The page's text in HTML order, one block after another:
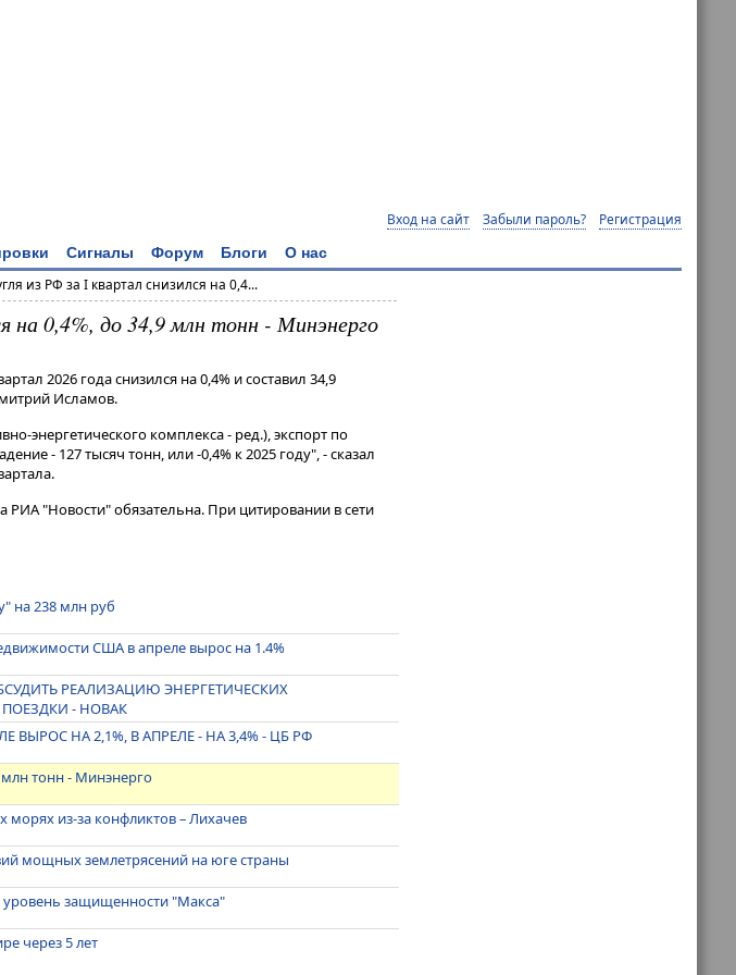
Вход на сайт Забыли пароль? Регистрация
Сигналы Форум Блоги О нас
из РФ за I квартал снизился на 0,4...
на 0,4%, до 34,9 млн тонн - Минэнерго
2026 года снизился на 0,4% и составил 34,9
Исламов.
энергетического комплекса - ред​​​.), экспорт по
- 127 тысяч тонн, или -0,4% к 2025 году", - сказал
"Новости" обязательна. При цитировании в сети
на 238 млн руб
США в апреле вырос на 1.4%
РЕАЛИЗАЦИЮ ЭНЕРГЕТИЧЕСКИХ
- НОВАК
НА 2,1%, В АПРЕЛЕ - НА 3,4% - ЦБ РФ
млн тонн - Минэнерго
из-за конфликтов – Лихачев
мощных землетрясений на юге страны
уровень защищенности "Макса"
через 5 лет